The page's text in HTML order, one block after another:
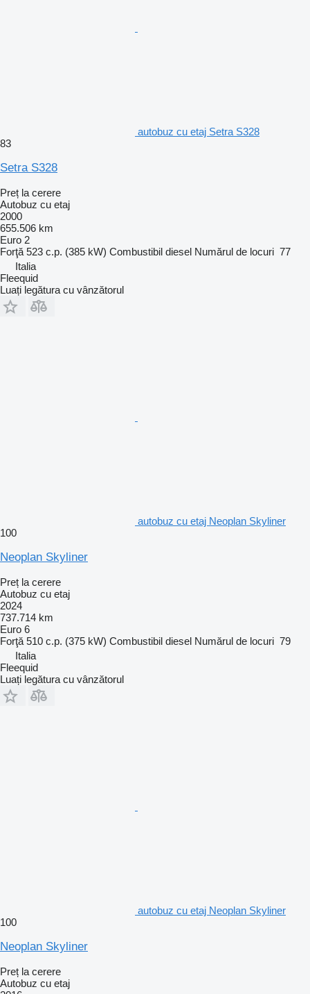
autobuz cu etaj Setra S328
83
Setra S328
Preț la cerere
Autobuz cu etaj
2000
655.506 km
Euro 2
Forţă 523 c.p. (385 kW) Combustibil diesel Numărul de locuri 77
Italia
Fleequid
Luați legătura cu vânzătorul
autobuz cu etaj Neoplan Skyliner
100
Neoplan Skyliner
Preț la cerere
Autobuz cu etaj
2024
737.714 km
Euro 6
Forţă 510 c.p. (375 kW) Combustibil diesel Numărul de locuri 79
Italia
Fleequid
Luați legătura cu vânzătorul
autobuz cu etaj Neoplan Skyliner
100
Neoplan Skyliner
Preț la cerere
Autobuz cu etaj